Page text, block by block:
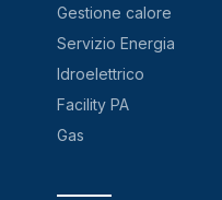
Gestione calore
Servizio Energia
Idroelettrico
Facility PA
Gas